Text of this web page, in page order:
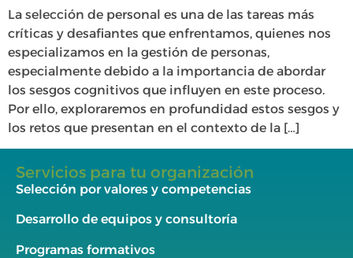
La selección de personal es una de las tareas más
críticas y desafiantes que enfrentamos, quienes nos
especializamos en la gestión de personas,
especialmente debido a la importancia de abordar
los sesgos cognitivos que influyen en este proceso.
Por ello, exploraremos en profundidad estos sesgos y
los retos que presentan en el contexto de la […]
Servicios para tu organización
Selección por valores y competencias
Desarrollo de equipos y consultoría
Programas formativos